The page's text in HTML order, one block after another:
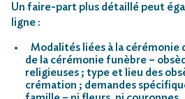
Un faire-part plus détaillé peut
ligne :
Modalités liées à la cérémonie
de la cérémonie funèbre –
religieuses ; type et lieu des
crémation ; demandes